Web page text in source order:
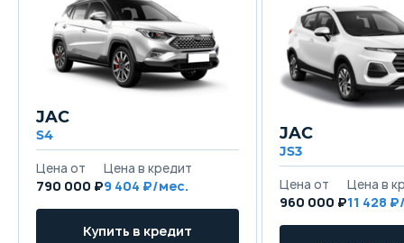
JAC
S4
790 000 ₽9 404
JAC
JS3
960 000 ₽11 428